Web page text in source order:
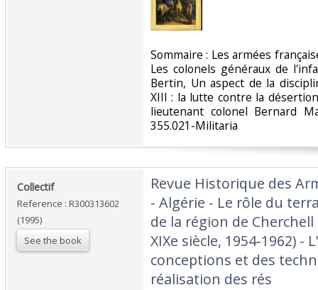
‎Sommaire : Les armées
Les colonels généraux de
Bertin, Un aspect de la
XIII : la lutte contre la
lieutenant colonel Bernard
355.021-Militaria‎
‎Collectif‎
Reference : R300313602
(1995)
See the book
‎Revue Historique des
- Algérie - Le rôle du
de la région de
XIXe siècle, 1954-1962) -
conceptions et des
réalisation des rés‎